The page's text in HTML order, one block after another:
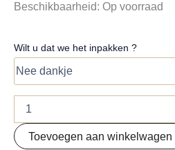
Beschikbaarheid: Op voorraad
Wilt u dat we het inpakken ?
Toevoegen aan winkelwagen